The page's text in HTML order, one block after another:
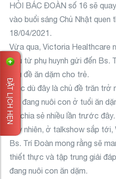
HỎI BÁC ĐOÀN số 16 sẽ
vào buổi sáng Chủ Nhật quen
18/04/2021.
Vừa qua, Victoria Healthcare
cầu từ phụ huynh gửi đến Bs.
chủ đề ăn dặm cho trẻ.
Mặc dù đây là chủ đề trăn trở
mẹ đang nuôi con ở tuổi ăn
đã chia sẻ nhiều lần trước đây.
Tuy nhiên, ở talkshow sắp
Bs. Trí Đoàn mong rằng sẽ
thiết thực và tập trung giải
đang nuôi con ăn dặm.
ĐẶT LỊCH HẸN